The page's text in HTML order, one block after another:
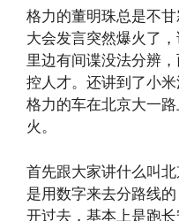
格力的董明珠总是不
大会发言突然爆火了
里边有间谍没法分辨
控人才。还讲到了小
格力的车在北京大一
火。
首先跟大家讲什么叫
是用数字来去分路线
开过去，基本上是跑